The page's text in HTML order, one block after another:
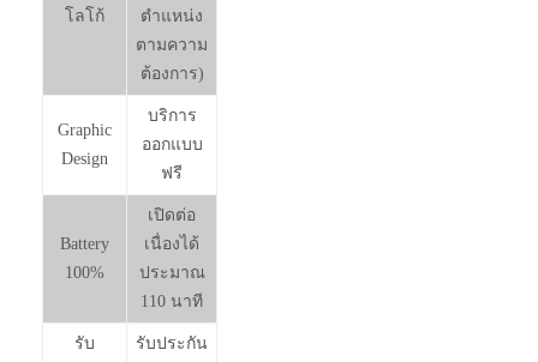
โลโก้
ตำแหน่ง
ตามความ
ต้องการ)
Graphic
Design
บริการ
ออกแบบ
ฟรี
Battery
100%
เปิดต่อ
เนื่องได้
ประมาณ
110 นาที
รับ
รับประกัน